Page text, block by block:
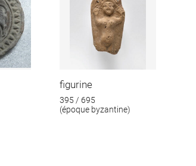
figurine
395 / 695
(époque byzantine)